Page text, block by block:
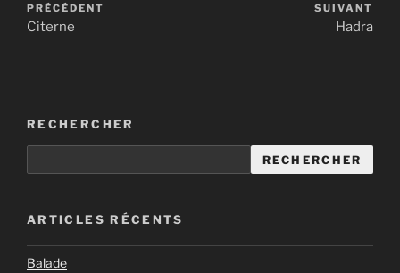
PRÉCÉDENT
Citerne
SUIVANT
Hadra
RECHERCHER
RECHERCHER
ARTICLES RÉCENTS
Balade